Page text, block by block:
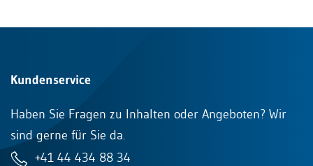
Kundenservice
Haben Sie Fragen zu Inhalten oder Angeboten? Wir
sind gerne für Sie da.
+41 44 434 88 34